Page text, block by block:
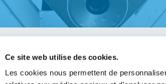
Ce site web utilise des cookies.
Les cookies nous permettent de
Bon à savoir